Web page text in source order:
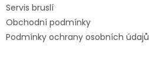
Servis bruslí
Obchodní podmínky
Podmínky ochrany osobních údajů